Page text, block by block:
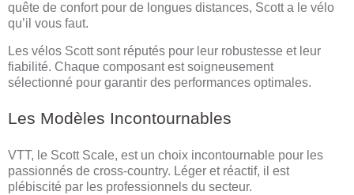
quête de confort pour de longues distances, Scott a le vélo
qu’il vous faut.
Les vélos Scott sont réputés pour leur robustesse et leur
fiabilité. Chaque composant est soigneusement
sélectionné pour garantir des performances optimales.
Les Modèles Incontournables
VTT, le Scott Scale, est un choix incontournable pour les
passionnés de cross-country. Léger et réactif, il est
plébiscité par les professionnels du secteur.